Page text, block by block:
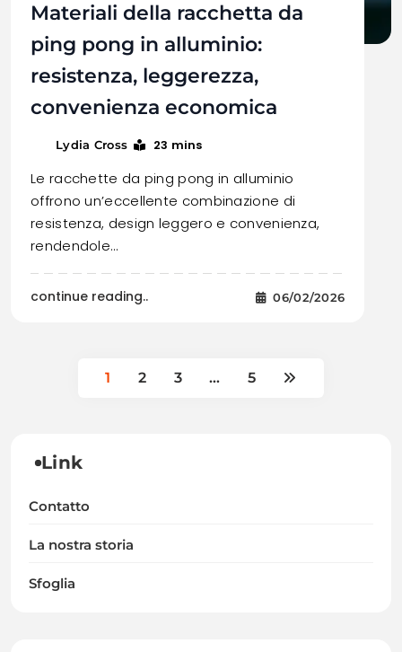
Materiali della racchetta da
ping pong in alluminio:
resistenza, leggerezza,
convenienza economica
Lydia Cross 23 mins
Le racchette da ping pong in alluminio
offrono un’eccellente combinazione di
resistenza, design leggero e convenienza,
rendendole…
continue reading.. 06/02/2026
1 2 3 … 5
Link
Contatto
La nostra storia
Sfoglia